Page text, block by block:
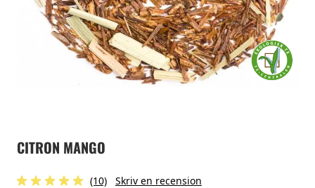
CITRON MANGO
(10) Skriv en recension